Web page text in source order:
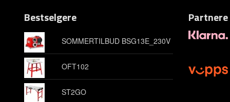
Bestselgere
SOMMERTILBUD BSG13E_230V
OFT102
ST2GO
Partnere